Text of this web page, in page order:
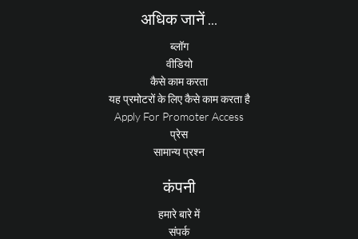
अधिक जानें ...
ब्लॉग
वीडियो
कैसे काम करता
यह प्रमोटरों के लिए कैसे काम करता है
Apply For Promoter Access
प्रेस
सामान्य प्रश्न
कंपनी
हमारे बारे में
संपर्क